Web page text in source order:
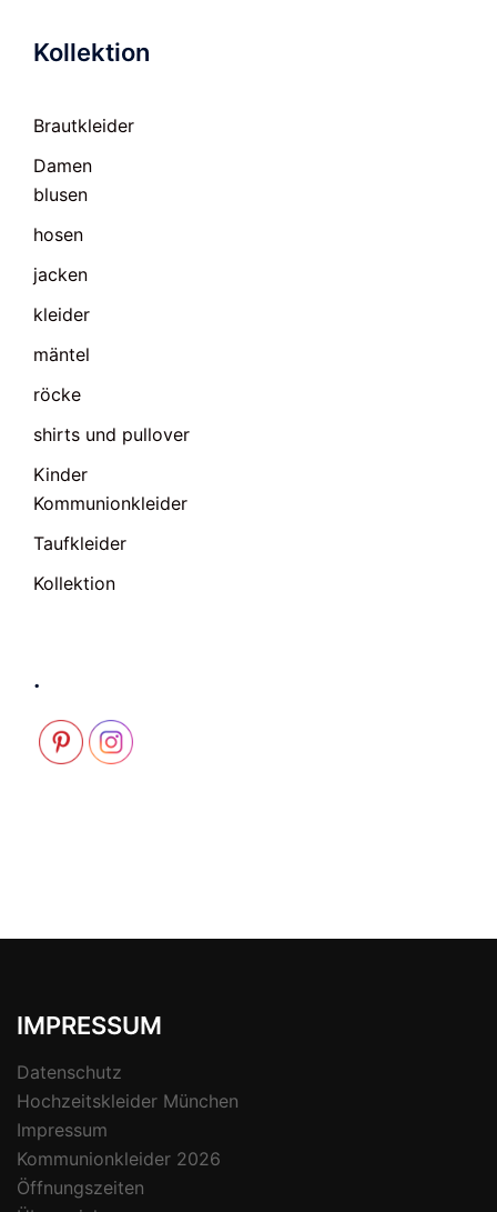
Kollektion
Brautkleider
Damen
blusen
hosen
jacken
kleider
mäntel
röcke
shirts und pullover
Kinder
Kommunionkleider
Taufkleider
Kollektion
.
IMPRESSUM
Datenschutz
Hochzeitskleider München
Impressum
Kommunionkleider 2026
Öffnungszeiten